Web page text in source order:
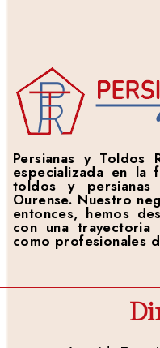
Persianas y Toldos
especializada en la
toldos y
Ourense. Nuestro
entonces, hemos
con una trayectoria
como profesionales